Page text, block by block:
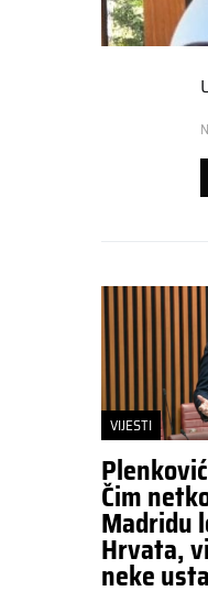
VIJESTI
Čim
Madridu
Hrvata,
neke